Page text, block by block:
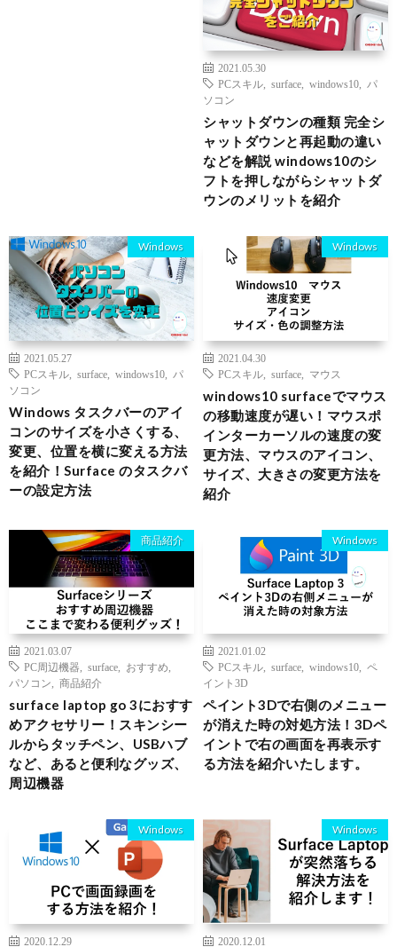
2021.05.30
PCスキル
surface windows10
パ
ソコン
シャットダウンの種類 完全シ
ャットダウンと再起動の違い
などを解説 windows10のシ
フトを押しながらシャットダ
ウンのメリットを紹介
Windows
2021.05.27
PCスキル
surface windows10
パ
ソコン
Windows タスクバーのアイ
コンのサイズを小さくする、
変更、位置を横に変える方法
を紹介！Surface のタスクバ
ーの設定方法
Windows
2021.04.30
PCスキル
surface マウス
windows10 surfaceでマウス
の移動速度が遅い！マウスポ
インターカーソルの速度の変
更方法、マウスのアイコン、
サイズ、大きさの変更方法を
紹介
商品紹介
2021.03.07
PC周辺機器
surface おすすめ
パソコン
商品紹介
surface laptop go 3におすす
めアクセサリー！スキンシー
ルからタッチペン、USBハブ
など、あると便利なグッズ、
周辺機器
Windows
2021.01.02
PCスキル
surface windows10
ペ
イント3D
ペイント3Dで右側のメニュー
が消えた時の対処方法！3Dペ
イントで右の画面を再表示す
る方法を紹介いたします。
Windows
2020.12.29
Windows
2020.12.01